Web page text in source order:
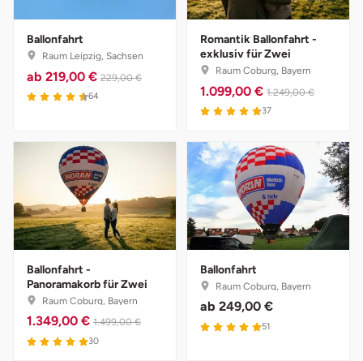
Ballonfahrt
Raum Leipzig, Sachsen
ab 219,00 € 229,00 €
64
Romantik Ballonfahrt -
exklusiv für Zwei
Raum Coburg, Bayern
1.099,00 € 1.249,00 €
37
Ballonfahrt -
Panoramakorb für Zwei
Raum Coburg, Bayern
1.349,00 € 1.499,00 €
30
Ballonfahrt
Raum Coburg, Bayern
ab 249,00 €
51
Speyer
Stade
Steinburg
Stendal
Stettiner Haff
Stormarn
Straubing
Stuttgart
Sulz am Neckar